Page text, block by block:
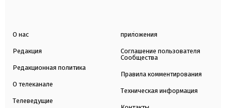
О нас
Редакция
Редакционная политика
О телеканале
Телеведущие
приложения
Соглашение пользователя
Сообщества
Правила комментирования
Техническая информация